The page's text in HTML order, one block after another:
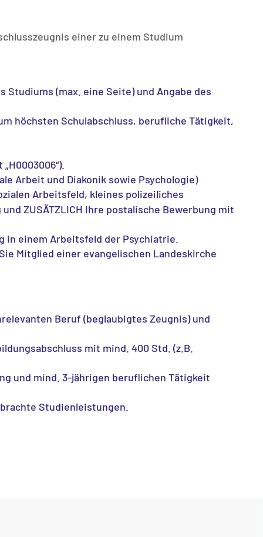
einer zu einem Studium
(max. eine Seite) und Angabe des
höchsten Schulabschluss, berufliche Tätigkeit,
Arbeit und Diakonik sowie Psychologie)
Arbeitsfeld, kleines polizeiliches
ZUSÄTZLICH Ihre postalische Bewerbung mit
in einem Arbeitsfeld der Psychiatrie.
Mitglied einer evangelischen Landeskirche
Beruf (beglaubigtes Zeugnis) und
mit mind. 400 Std. (z.B.
und mind. 3-jährigen beruflichen Tätigkeit
Studienleistungen.